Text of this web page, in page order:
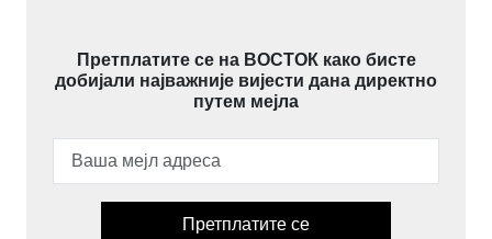
Претплатите се на ВОСТОК како бисте
добијали најважније вијести дана директно
путем мејла
Претплатите се